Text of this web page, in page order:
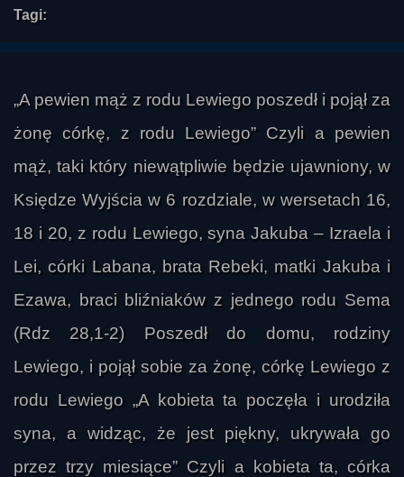
Tagi:
„A pewien mąż z rodu Lewiego poszedł i pojął za
żonę córkę, z rodu Lewiego” Czyli a pewien
mąż, taki który niewątpliwie będzie ujawniony, w
Księdze Wyjścia w 6 rozdziale, w wersetach 16,
18 i 20, z rodu Lewiego, syna Jakuba – Izraela i
Lei, córki Labana, brata Rebeki, matki Jakuba i
Ezawa, braci bliźniaków z jednego rodu Sema
(Rdz 28,1-2) Poszedł do domu, rodziny
Lewiego, i pojął sobie za żonę, córkę Lewiego z
rodu Lewiego „A kobieta ta poczęła i urodziła
syna, a widząc, że jest piękny, ukrywała go
przez trzy miesiące” Czyli a kobieta ta, córka